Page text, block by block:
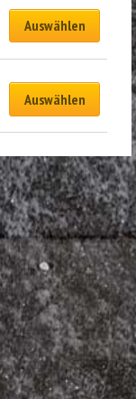
Auswählen
Auswählen